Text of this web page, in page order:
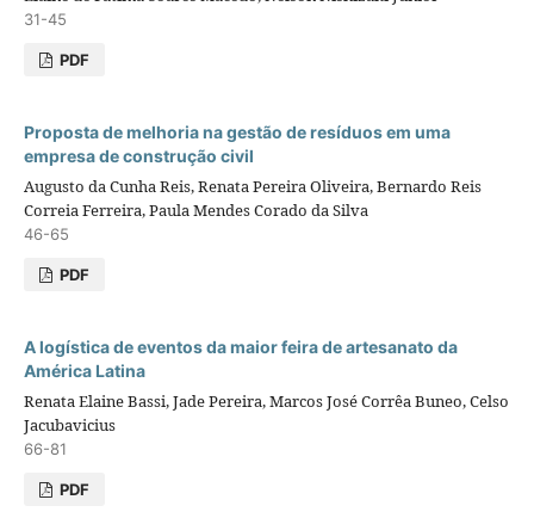
31-45
PDF
Proposta de melhoria na gestão de resíduos em uma
empresa de construção civil
Augusto da Cunha Reis, Renata Pereira Oliveira, Bernardo Reis
Correia Ferreira, Paula Mendes Corado da Silva
46-65
PDF
A logística de eventos da maior feira de artesanato da
América Latina
Renata Elaine Bassi, Jade Pereira, Marcos José Corrêa Buneo, Celso
Jacubavicius
66-81
PDF